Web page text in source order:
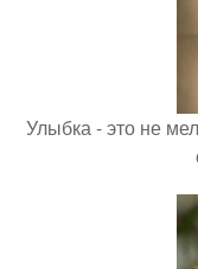
Улыбка - это не